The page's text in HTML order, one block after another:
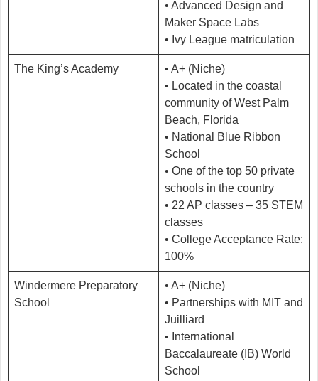
• Advanced Design and
Maker Space Labs
• Ivy League matriculation
The King’s Academy
• A+ (Niche)
• Located in the coastal
community of West Palm
Beach, Florida
• National Blue Ribbon
School
• One of the top 50 private
schools in the country
• 22 AP classes – 35 STEM
classes
• College Acceptance Rate:
100%
Windermere Preparatory
School
• A+ (Niche)
• Partnerships with MIT and
Juilliard
• International
Baccalaureate (IB) World
School